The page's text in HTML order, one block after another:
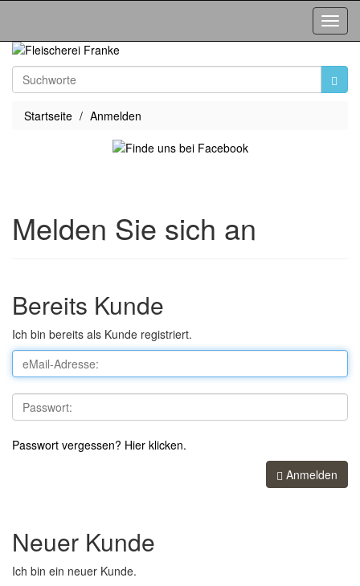
Startseite Anmelden
Melden Sie sich an
Bereits Kunde
Ich bin bereits als Kunde registriert.
Passwort vergessen? Hier klicken.
Anmelden
Neuer Kunde
Ich bin ein neuer Kunde.